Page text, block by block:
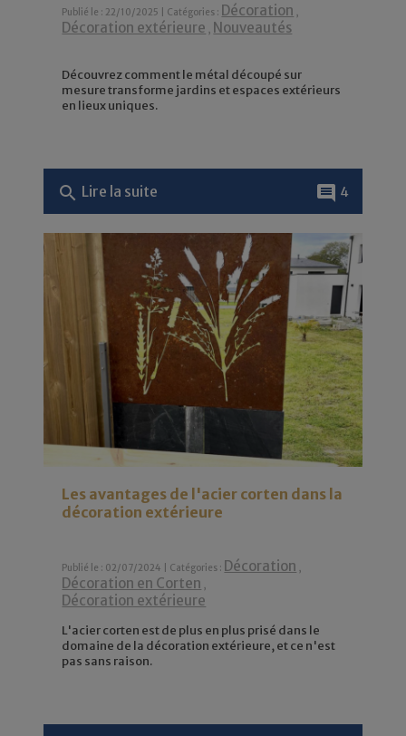
Publié le : 22/10/2025 | Catégories : Décoration
Décoration extérieure Nouveautés
Découvrez comment le métal découpé sur
mesure transforme jardins et espaces extérieurs
en lieux uniques.
search Lire la suite comment 4
Les avantages de l'acier corten dans la
décoration extérieure
Publié le : 02/07/2024 | Catégories : Décoration
Décoration en Corten
Décoration extérieure
L'acier corten est de plus en plus prisé dans le
domaine de la décoration extérieure, et ce n'est
pas sans raison.